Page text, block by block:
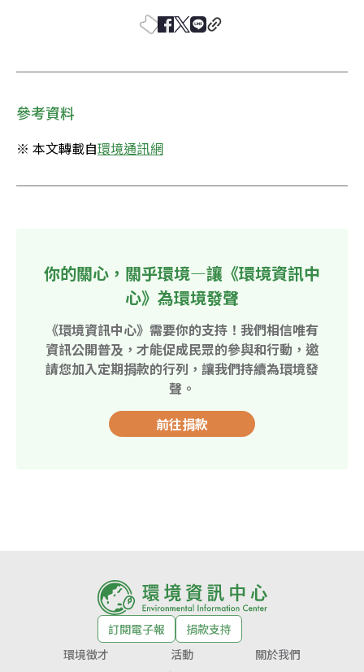
參考資料
※ 本文轉載自環境通訊網
你的關心，關乎環境—讓《環境資訊中
心》為環境發聲
《環境資訊中心》需要你的支持！我們相信唯有
資訊公開普及，才能促成民眾的參與和行動，邀
請您加入定期捐款的行列，讓我們持續為環境發
聲。
前往捐款
訂閱電子報
捐款支持
環境徵才
活動
關於我們